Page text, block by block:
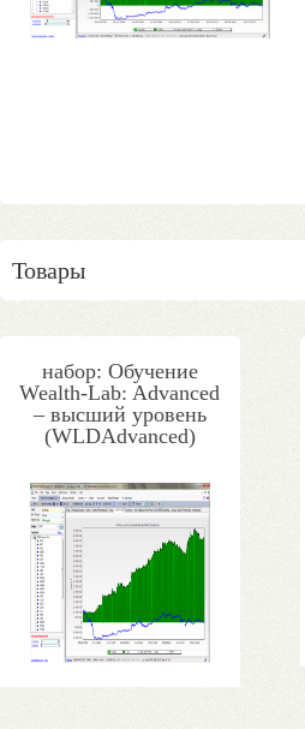
Товары
набор: Обучение
Wealth-Lab: Advanced
– высший уровень
(WLDAdvanced)